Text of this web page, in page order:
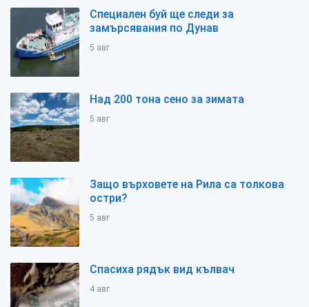
Специален буй ще следи за
замърсявания по Дунав
5 авг
Над 200 тона сено за зимата
5 авг
Защо върховете на Рила са толкова
остри?
5 авг
Спасиха рядък вид кълвач
4 авг